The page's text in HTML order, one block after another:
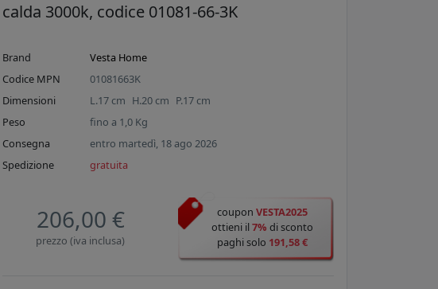
calda 3000k, codice 01081-66-3K
Brand
Vesta Home
Codice MPN
01081663K
Dimensioni
L.17 cm H.20 cm P.17 cm
Peso
fino a 1,0 Kg
Consegna
entro martedì, 18 ago 2026
Spedizione
gratuita
206,00 €
prezzo (iva inclusa)
coupon VESTA2025
ottieni il7% di sconto
paghi solo 191,58 €